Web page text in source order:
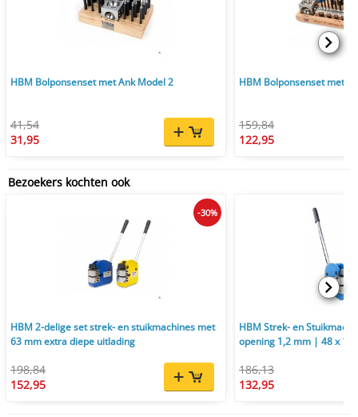
HBM Bolponsenset met Ank Model 2
41,54
31,95
HBM Bolponsenset met
159,84
122,95
Bezoekers kochten ook
HBM 2-delige set strek- en stuikmachines met
63 mm extra diepe uitlading
198,84
152,95
-30%
HBM Strek- en
opening 1,2 mm | 48 x
186,13
132,95